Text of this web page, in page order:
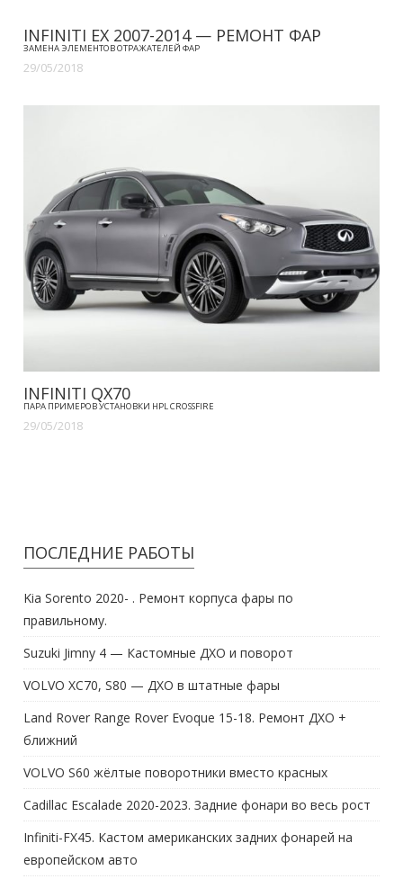
INFINITI EX 2007-2014 — РЕМОНТ ФАР
ЗАМЕНА ЭЛЕМЕНТОВ ОТРАЖАТЕЛЕЙ ФАР
29/05/2018
INFINITI QX70
ПАРА ПРИМЕРОВ УСТАНОВКИ HPL CROSSFIRE
29/05/2018
ПОСЛЕДНИЕ РАБОТЫ
Kia Sorento 2020- . Ремонт корпуса фары по
правильному.
Suzuki Jimny 4 — Кастомные ДХО и поворот
VOLVO XC70, S80 — ДХО в штатные фары
Land Rover Range Rover Evoque 15-18. Ремонт ДХО +
ближний
VOLVO S60 жёлтые поворотники вместо красных
Cadillac Escalade 2020-2023. Задние фонари во весь рост
Infiniti-FX45. Кастом американских задних фонарей на
европейском авто